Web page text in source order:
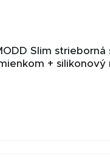
Slim
+ silikonový